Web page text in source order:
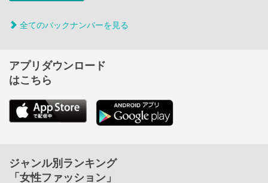
全てのバックナンバーを見る
アプリダウンロード
はこちら
ジャンル別ランキング
「女性ファッション」